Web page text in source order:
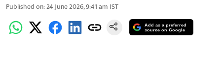
Published on:24 June 2026, 9:41 am IST
Add as a preferred
source on Google